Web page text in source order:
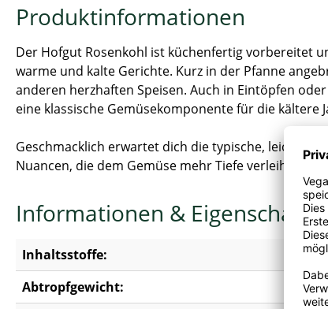
Produktinformationen
Der Hofgut Rosenkohl ist küchenfertig vorbereitet
warme und kalte Gerichte. Kurz in der Pfanne
anderen herzhaften Speisen. Auch in Eintöpfen
eine klassische Gemüsekomponente für die kältere
Geschmacklich erwartet dich die typische, leicht
Nuancen, die dem Gemüse mehr Tiefe verleihen.
Informationen &
Inhaltsstoffe:
Abtropfgewicht:
395g